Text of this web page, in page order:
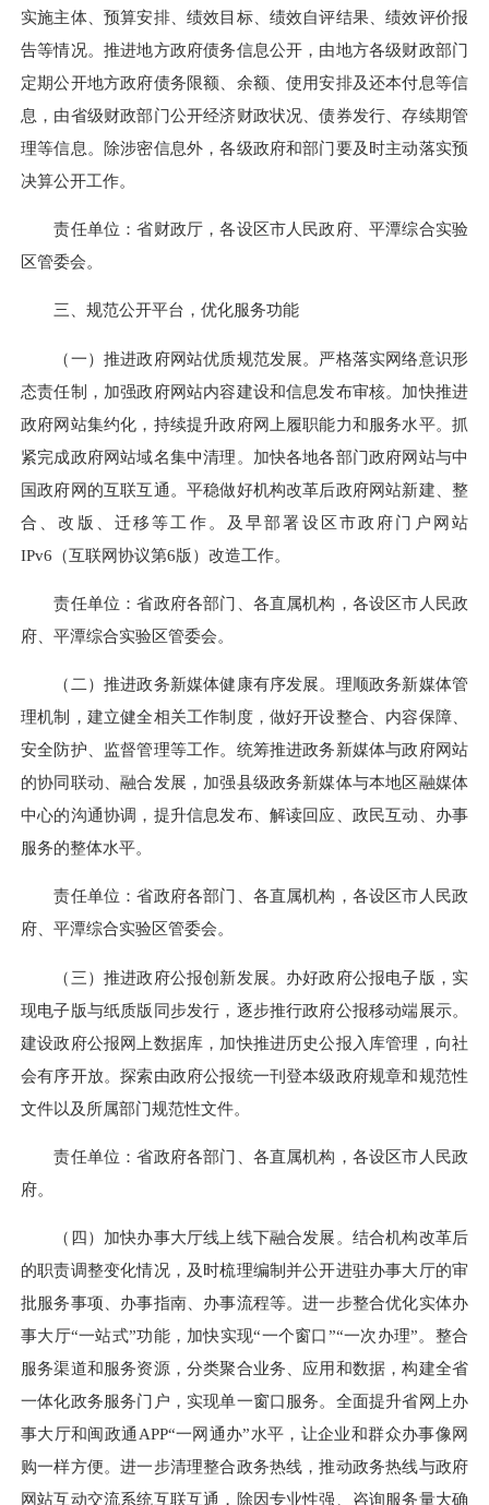
实施主体、预算安排、绩效目标、绩效自评结果、绩效评价报
告等情况。推进地方政府债务信息公开，由地方各级财政部门
定期公开地方政府债务限额、余额、使用安排及还本付息等信
息，由省级财政部门公开经济财政状况、债券发行、存续期管
理等信息。除涉密信息外，各级政府和部门要及时主动落实预
决算公开工作。
责任单位：省财政厅，各设区市人民政府、平潭综合实验
区管委会。
三、规范公开平台，优化服务功能
（一）推进政府网站优质规范发展。严格落实网络意识形
态责任制，加强政府网站内容建设和信息发布审核。加快推进
政府网站集约化，持续提升政府网上履职能力和服务水平。抓
紧完成政府网站域名集中清理。加快各地各部门政府网站与中
国政府网的互联互通。平稳做好机构改革后政府网站新建、整
合、改版、迁移等工作。及早部署设区市政府门户网站
IPv6（互联网协议第6版）改造工作。
责任单位：省政府各部门、各直属机构，各设区市人民政
府、平潭综合实验区管委会。
（二）推进政务新媒体健康有序发展。理顺政务新媒体管
理机制，建立健全相关工作制度，做好开设整合、内容保障、
安全防护、监督管理等工作。统筹推进政务新媒体与政府网站
的协同联动、融合发展，加强县级政务新媒体与本地区融媒体
中心的沟通协调，提升信息发布、解读回应、政民互动、办事
服务的整体水平。
责任单位：省政府各部门、各直属机构，各设区市人民政
府、平潭综合实验区管委会。
（三）推进政府公报创新发展。办好政府公报电子版，实
现电子版与纸质版同步发行，逐步推行政府公报移动端展示。
建设政府公报网上数据库，加快推进历史公报入库管理，向社
会有序开放。探索由政府公报统一刊登本级政府规章和规范性
文件以及所属部门规范性文件。
责任单位：省政府各部门、各直属机构，各设区市人民政
府。
（四）加快办事大厅线上线下融合发展。结合机构改革后
的职责调整变化情况，及时梳理编制并公开进驻办事大厅的审
批服务事项、办事指南、办事流程等。进一步整合优化实体办
事大厅“一站式”功能，加快实现“一个窗口”“一次办理”。整合
服务渠道和服务资源，分类聚合业务、应用和数据，构建全省
一体化政务服务门户，实现单一窗口服务。全面提升省网上办
事大厅和闽政通APP“一网通办”水平，让企业和群众办事像网
购一样方便。进一步清理整合政务热线，推动政务热线与政府
网站互动交流系统互联互通，除因专业性强、咨询服务量大确